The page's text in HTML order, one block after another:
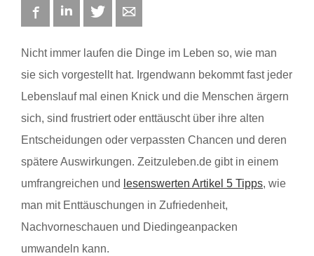
FacebookLinkedIn Twitter
Nicht immer laufen die Dinge im Leben so, wie man
sie sich vorgestellt hat. Irgendwann bekommt fast jeder
Lebenslauf mal einen Knick und die Menschen ärgern
sich, sind frustriert oder enttäuscht über ihre alten
Entscheidungen oder verpassten Chancen und deren
spätere Auswirkungen. Zeitzuleben.de gibt in einem
umfrangreichen und lesenswerten Artikel 5 Tipps, wie
man mit Enttäuschungen in Zufriedenheit,
Nachvorneschauen und Diedingeanpacken
umwandeln kann.